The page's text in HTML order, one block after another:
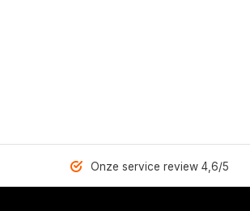
Onze service review 4,6/5